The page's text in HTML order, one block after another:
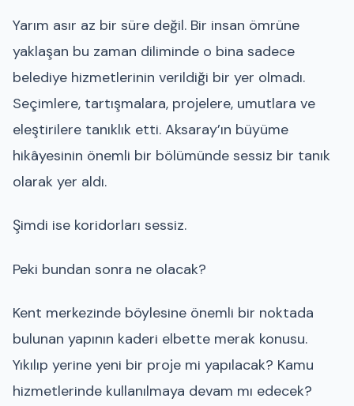
Yarım asır az bir süre değil. Bir insan ömrüne
yaklaşan bu zaman diliminde o bina sadece
belediye hizmetlerinin verildiği bir yer olmadı.
Seçimlere, tartışmalara, projelere, umutlara ve
eleştirilere tanıklık etti. Aksaray’ın büyüme
hikâyesinin önemli bir bölümünde sessiz bir tanık
olarak yer aldı.
Şimdi ise koridorları sessiz.
Peki bundan sonra ne olacak?
Kent merkezinde böylesine önemli bir noktada
bulunan yapının kaderi elbette merak konusu.
Yıkılıp yerine yeni bir proje mi yapılacak? Kamu
hizmetlerinde kullanılmaya devam mı edecek?